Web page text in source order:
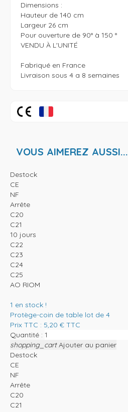
Dimensions :
Hauteur de 140 cm
Largeur 26 cm
Pour ouverture de 90° à 150 °
VENDU À L'UNITÉ
Fabriqué en France
VOUS AIMEREZ AUSSI...
Destock
CE
NF
Arrête
C20
C21
10 jours
C22
C23
C24
C25
AO RIOM
1 en stock !
Protège-coin de table lot de 4
Prix TTC : 5,20 € TTC
Quantité :
shopping_cart Ajouter au panier
Destock
CE
NF
Arrête
C20
C21